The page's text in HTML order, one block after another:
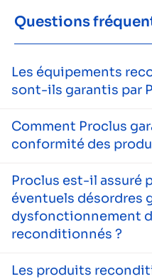
Questions
Les équipements
sont-ils garantis par
Comment Proclus
conformité des
Proclus est-il assuré
éventuels désordres
dysfonctionnement
reconditionnés ?
Les produits